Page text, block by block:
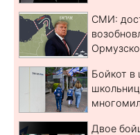
СМИ:
Бойкот в
Двое